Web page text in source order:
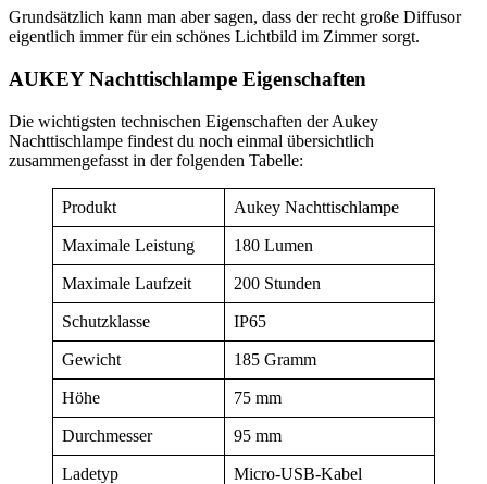
Grundsätzlich kann man aber sagen, dass der recht große Diffusor
eigentlich immer für ein schönes Lichtbild im Zimmer sorgt.
AUKEY Nachttischlampe Eigenschaften
Die wichtigsten technischen Eigenschaften der Aukey
Nachttischlampe findest du noch einmal übersichtlich
zusammengefasst in der folgenden Tabelle:
Produkt Aukey Nachttischlampe
Maximale Leistung 180 Lumen
Maximale Laufzeit 200 Stunden
Schutzklasse IP65
Gewicht 185 Gramm
Höhe 75 mm
Durchmesser 95 mm
Ladetyp Micro-USB-Kabel